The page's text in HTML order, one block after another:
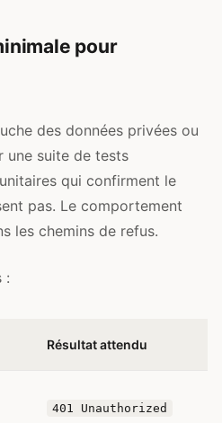
pour
des données privées ou
une suite de tests
qui confirment le
pas. Le comportement
les chemins de refus.
:
Résultat attendu
401 Unauthorized